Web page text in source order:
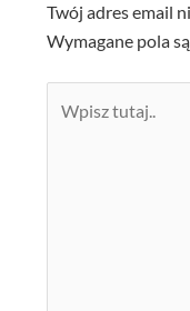
Twój adres email
Wymagane pola
tutaj..